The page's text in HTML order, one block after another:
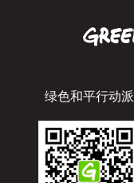
绿色和平行动派